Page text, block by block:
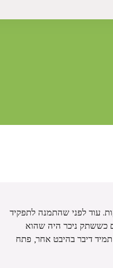
עוד לפני שהתמנה לתפקיד
כששתק ניכר היה שהוא
דיבר בהיבט אחר, פתח